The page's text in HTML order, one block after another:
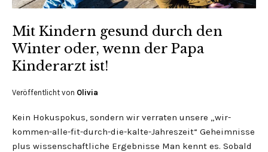
Mit Kindern gesund durch den
Winter oder, wenn der Papa
Kinderarzt ist!
Veröffentlicht von Olivia
Kein Hokuspokus, sondern wir verraten unsere „wir-
kommen-alle-fit-durch-die-kalte-Jahreszeit“ Geheimnisse
plus wissenschaftliche Ergebnisse Man kennt es. Sobald